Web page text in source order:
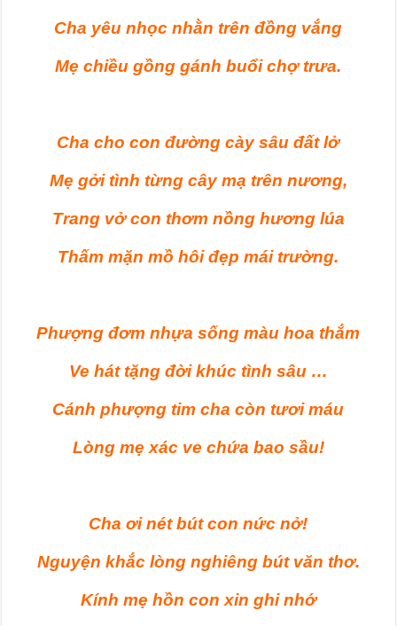
Cha yêu nhọc nhằn trên đồng vắng
Mẹ chiều gồng gánh buổi chợ trưa.
Cha cho con đường cày sâu đất lở
Mẹ gởi tình từng cây mạ trên nương,
Trang vở con thơm nồng hương lúa
Thấm mặn mồ hôi đẹp mái trường.
Phượng đơm nhựa sống màu hoa thắm
Ve hát tặng đời khúc tình sâu …
Cánh phượng tim cha còn tươi máu
Lòng mẹ xác ve chứa bao sầu!
Cha ơi nét bút con nức nở!
Nguyện khắc lòng nghiêng bút văn thơ.
Kính mẹ hồn con xin ghi nhớ